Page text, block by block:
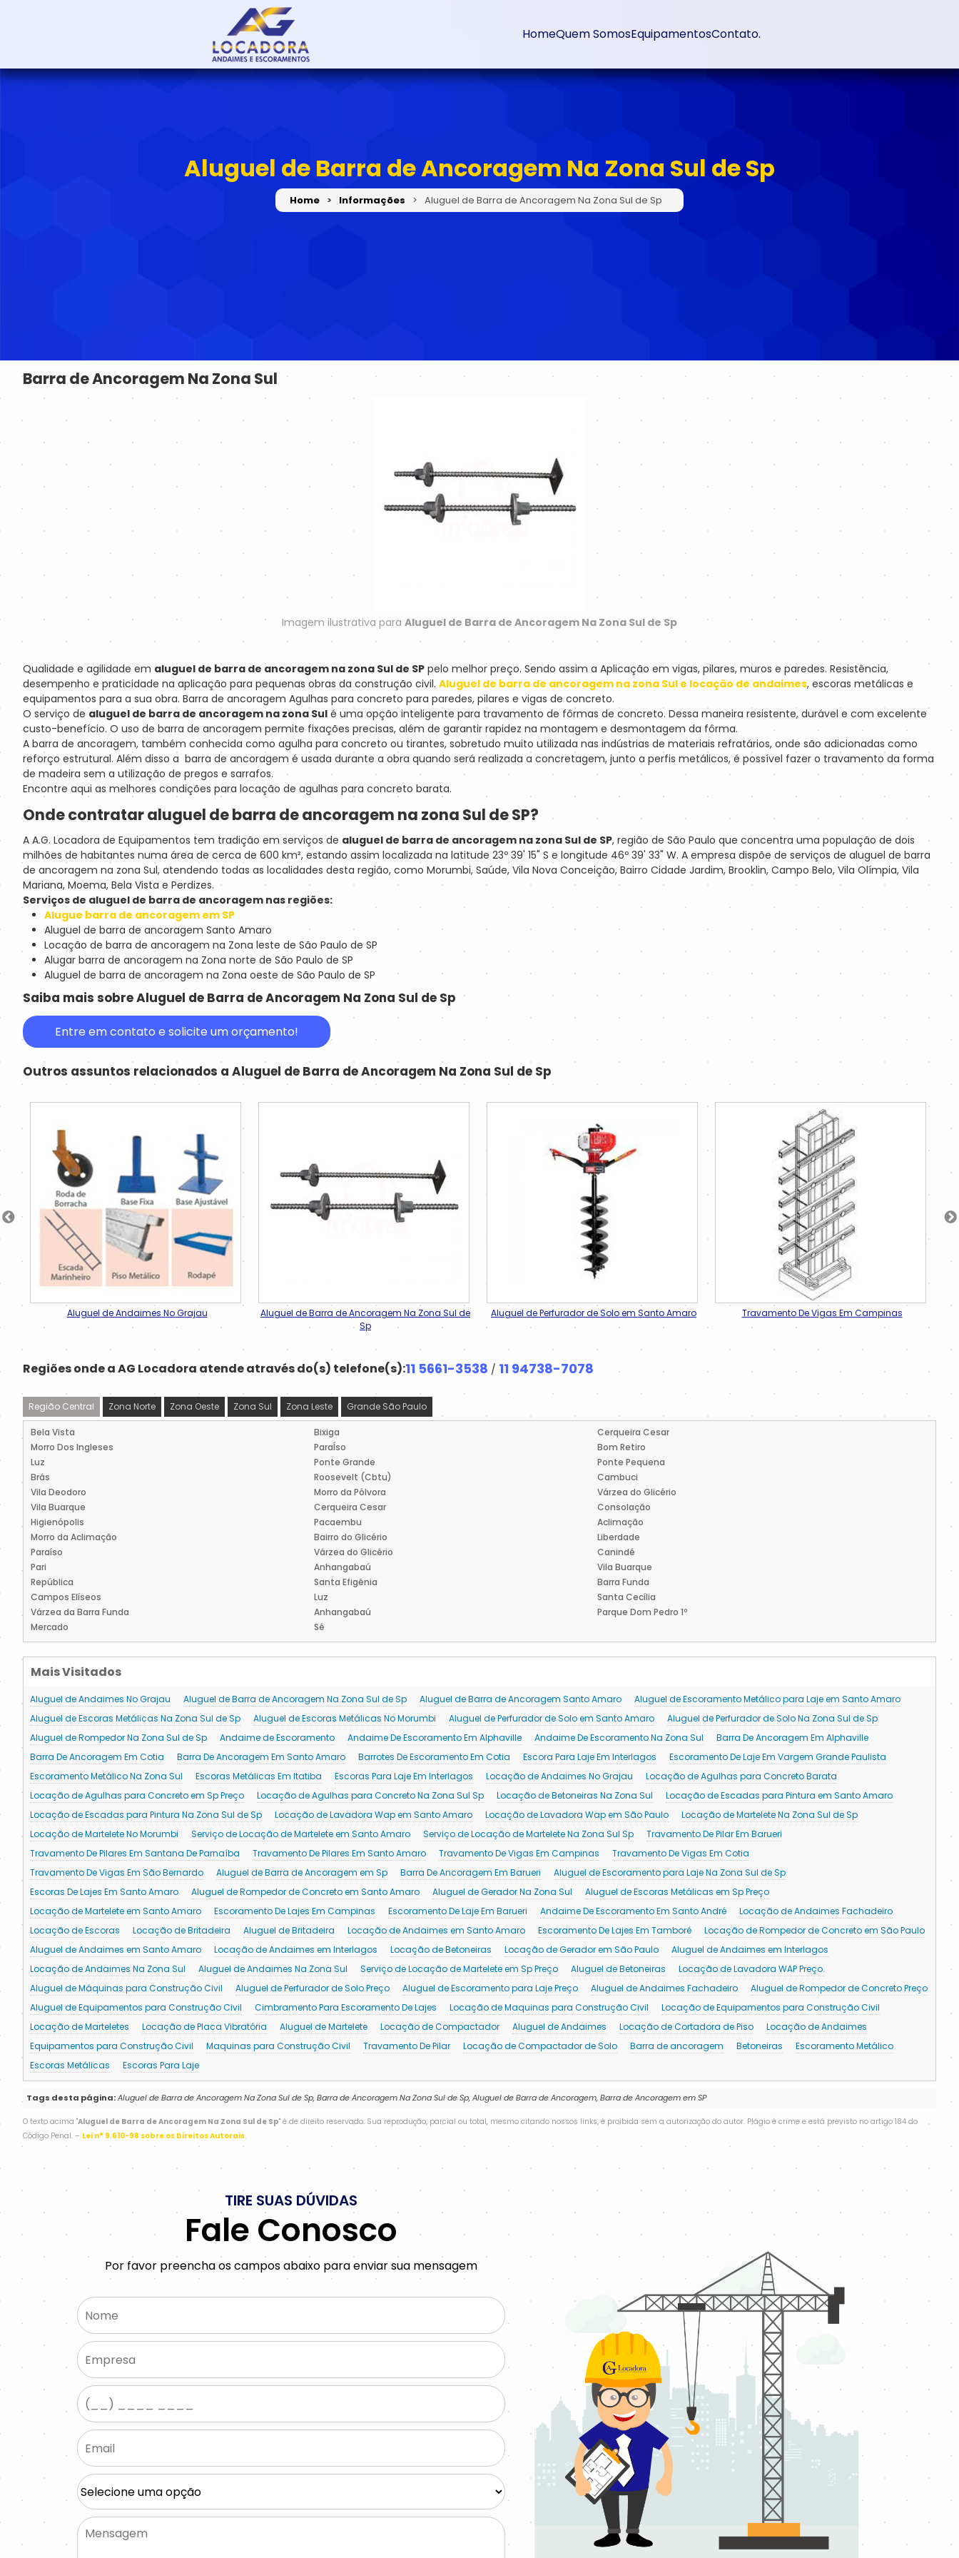
HomeQuem SomosEquipamentosContato.
Aluguel de Barra de Ancoragem Na Zona Sul de Sp
Home Informações Aluguel de Barra de Ancoragem Na Zona Sul de Sp
Barra de Ancoragem Na Zona Sul
Imagem ilustrativa para Aluguel de Barra de Ancoragem Na Zona Sul de Sp
Qualidade e agilidade em aluguel de barra de ancoragem na zona Sul de SP pelo melhor preço. Sendo assim a Aplicação em vigas, pilares, muros e paredes. Resistência,
desempenho e praticidade na aplicação para pequenas obras da construção civil. Aluguel de barra de ancoragem na zona Sul e locação de andaimes, escoras metálicas e
equipamentos para a sua obra. Barra de ancoragem Agulhas para concreto para paredes, pilares e vigas de concreto.
O serviço de aluguel de barra de ancoragem na zona Sul é uma opção inteligente para travamento de fôrmas de concreto. Dessa maneira resistente, durável e com excelente
custo-benefício. O uso de barra de ancoragem permite fixações precisas, além de garantir rapidez na montagem e desmontagem da fôrma.
A barra de ancoragem, também conhecida como agulha para concreto ou tirantes, sobretudo muito utilizada nas indústrias de materiais refratários, onde são adicionadas como
reforço estrutural. Além disso a barra de ancoragem é usada durante a obra quando será realizada a concretagem, junto a perfis metálicos, é possível fazer o travamento da forma
de madeira sem a utilização de pregos e sarrafos.
Encontre aqui as melhores condições para locação de agulhas para concreto barata.
Onde contratar aluguel de barra de ancoragem na zona Sul de SP?
A A.G. Locadora de Equipamentos tem tradição em serviços de aluguel de barra de ancoragem na zona Sul de SP, região de São Paulo que concentra uma população de dois
milhões de habitantes numa área de cerca de 600 km², estando assim localizada na latitude 23º 39' 15" S e longitude 46º 39' 33" W. A empresa dispõe de serviços de aluguel de barra
de ancoragem na zona Sul, atendendo todas as localidades desta região, como Morumbi, Saúde, Vila Nova Conceição, Bairro Cidade Jardim, Brooklin, Campo Belo, Vila Olímpia, Vila
Mariana, Moema, Bela Vista e Perdizes.
Serviços de aluguel de barra de ancoragem nas regiões:
Alugue barra de ancoragem em SP
Aluguel de barra de ancoragem Santo Amaro
Locação de barra de ancoragem na Zona leste de São Paulo de SP
Alugar barra de ancoragem na Zona norte de São Paulo de SP
Aluguel de barra de ancoragem na Zona oeste de São Paulo de SP
Saiba mais sobre Aluguel de Barra de Ancoragem Na Zona Sul de Sp
Entre em contato e solicite um orçamento!
Outros assuntos relacionados a Aluguel de Barra de Ancoragem Na Zona Sul de Sp
Aluguel de Andaimes No Grajau
Aluguel de Barra de Ancoragem Na Zona Sul de
Sp
Aluguel de Perfurador de Solo em Santo Amaro Travamento De Vigas Em Campinas
Regiões onde a AG Locadora atende através do(s) telefone(s):11 5661-3538 / 11 94738-7078
Região Central Zona Norte Zona Oeste Zona Sul Zona Leste Grande São Paulo
Bela Vista Bixiga
Cerqueira Cesar
Morro Dos Ingleses
ParaÍso
Bom Retiro
Luz
Ponte Grande
Ponte Pequena
Brás
Roosevelt (Cbtu)
Cambuci
Vila Deodoro
Morro da Pólvora
Várzea do Glicério
Vila Buarque
Cerqueira Cesar
Consolação
Higienópolis
Pacaembu
Aclimação
Morro da Aclimação
Bairro do Glicério
Liberdade
Paraíso
Várzea do Glicério
Canindé
Pari
Anhangabaú
Vila Buarque
República
Santa Efigênia
Barra Funda
Campos Elíseos
Luz
Santa Cecília
Várzea da Barra Funda
Anhangabaú
Parque Dom Pedro 1º
Mercado
Sé
Mais Visitados
Aluguel de Andaimes No Grajau Aluguel de Barra de Ancoragem Na Zona Sul de Sp Aluguel de Barra de Ancoragem Santo Amaro
Aluguel de Escoramento Metálico para Laje em Santo Amaro
Aluguel de Escoras Metálicas Na Zona Sul de Sp
Aluguel de Escoras Metálicas No Morumbi Aluguel de Perfurador de Solo em Santo Amaro
Aluguel de Perfurador de Solo Na Zona Sul de Sp
Aluguel de Rompedor Na Zona Sul de Sp
Andaime de Escoramento Andaime De Escoramento Em Alphaville Andaime De Escoramento Na Zona Sul
Barra De Ancoragem Em Alphaville
Barra De Ancoragem Em Cotia
Barra De Ancoragem Em Santo Amaro Barrotes De Escoramento Em Cotia Escora Para Laje Em Interlagos
Escoramento De Laje Em Vargem Grande Paulista
Escoramento Metálico Na Zona Sul
Escoras Metálicas Em Itatiba Escoras Para Laje Em Interlagos Locação de Andaimes No Grajau
Locação de Agulhas para Concreto Barata
Locação de Agulhas para Concreto em Sp Preço
Locação de Agulhas para Concreto Na Zona Sul Sp Locação de Betoneiras Na Zona Sul
Locação de Escadas para Pintura em Santo Amaro
Locação de Escadas para Pintura Na Zona Sul de Sp
Locação de Lavadora Wap em Santo Amaro Locação de Lavadora Wap em São Paulo
Locação de Martelete Na Zona Sul de Sp
Locação de Martelete No Morumbi
Serviço de Locação de Martelete em Santo Amaro Serviço de Locação de Martelete Na Zona Sul Sp
Travamento De Pilar Em Barueri
Travamento De Pilares Em Santana De Parnaíba
Travamento De Pilares Em Santo Amaro Travamento De Vigas Em Campinas
Travamento De Vigas Em Cotia
Travamento De Vigas Em São Bernardo
Aluguel de Barra de Ancoragem em Sp Barra De Ancoragem Em Barueri
Aluguel de Escoramento para Laje Na Zona Sul de Sp
Escoras De Lajes Em Santo Amaro
Aluguel de Rompedor de Concreto em Santo Amaro Aluguel de Gerador Na Zona Sul
Aluguel de Escoras Metálicas em Sp Preço
Locação de Martelete em Santo Amaro
Escoramento De Lajes Em Campinas Escoramento De Laje Em Barueri Andaime De Escoramento Em Santo André
Locação de Andaimes Fachadeiro
Locação de Escoras
Locação de Britadeira Aluguel de Britadeira Locação de Andaimes em Santo Amaro Escoramento De Lajes Em Tamboré
Locação de Rompedor de Concreto em São Paulo
Aluguel de Andaimes em Santo Amaro
Locação de Andaimes em Interlagos Locação de Betoneiras Locação de Gerador em São Paulo
Aluguel de Andaimes em Interlagos
Locação de Andaimes Na Zona Sul
Aluguel de Andaimes Na Zona Sul Serviço de Locação de Martelete em Sp Preço Aluguel de Betoneiras
Locação de Lavadora WAP Preço.
Aluguel de Máquinas para Construção Civil
Aluguel de Perfurador de Solo Preço Aluguel de Escoramento para Laje Preço Aluguel de Andaimes Fachadeiro
Aluguel de Rompedor de Concreto Preço
Aluguel de Equipamentos para Construção Civil
Cimbramento Para Escoramento De Lajes Locação de Maquinas para Construção Civil
Locação de Equipamentos para Construção Civil
Locação de Marteletes
Locação de Placa Vibratória Aluguel de Martelete Locação de Compactador Aluguel de Andaimes Locação de Cortadora de Piso
Locação de Andaimes
Equipamentos para Construção Civil
Maquinas para Construção Civil Travamento De Pilar Locação de Compactador de Solo Barra de ancoragem Betoneiras
Escoramento Metálico
Escoras Metálicas
Escoras Para Laje
Tags desta página:Aluguel de Barra de Ancoragem Na Zona Sul de Sp, Barra de Ancoragem Na Zona Sul de Sp, Aluguel de Barra de Ancoragem, Barra de Ancoragem em SP
O texto acima "Aluguel de Barra de Ancoragem Na Zona Sul de Sp" é de direito reservado. Sua reprodução, parcial ou total, mesmo citando nossos links, é proibida sem a autorização do autor. Plágio é crime e está previsto no artigo 184 do
Código Penal. – Lei n° 9.610-98 sobre os Direitos Autorais.
TIRE SUAS DÚVIDAS
Fale Conosco
Por favor preencha os campos abaixo para enviar sua mensagem